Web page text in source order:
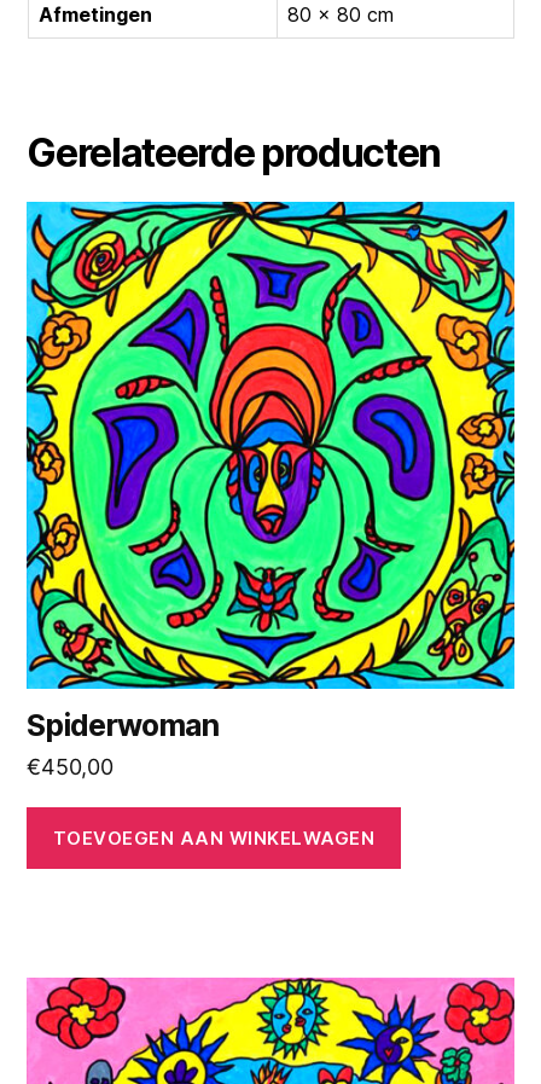
Afmetingen 80 × 80 cm
Gerelateerde producten
Spiderwoman
€450,00
TOEVOEGEN AAN WINKELWAGEN